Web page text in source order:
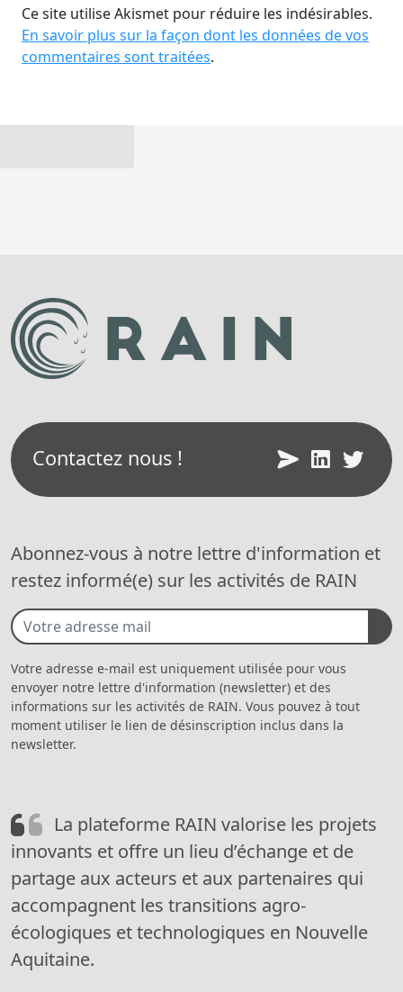
Ce site utilise Akismet pour réduire les indésirables.
En savoir plus sur la façon dont les données de vos
commentaires sont traitées.
Contactez nous !
Abonnez-vous à notre lettre d'information et
restez informé(e) sur les activités de RAIN
Votre adresse e-mail est uniquement utilisée pour vous
envoyer notre lettre d'information (newsletter) et des
informations sur les activités de RAIN. Vous pouvez à tout
moment utiliser le lien de désinscription inclus dans la
newsletter.
La plateforme RAIN valorise les projets
innovants et offre un lieu d’échange et de
partage aux acteurs et aux partenaires qui
accompagnent les transitions agro-
écologiques et technologiques en Nouvelle
Aquitaine.